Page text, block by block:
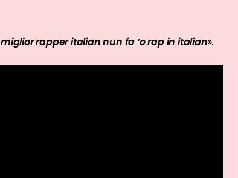
miglior rapper italian nun fa ‘o rap in italian».